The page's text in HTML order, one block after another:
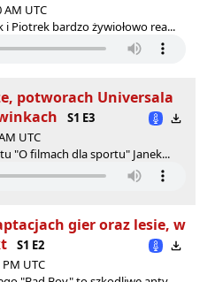
AM UTC
Piotrek bardzo żywiołowo rea...
potworach Universala
S1 E3
UTC
"O filmach dla sportu" Janek...
gier oraz lesie, w
S1 E2
UTC